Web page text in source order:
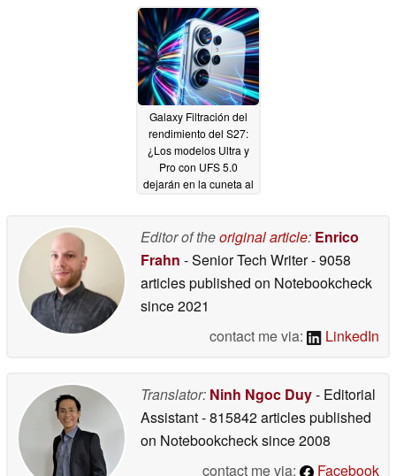
Galaxy Filtración del
rendimiento del S27:
¿Los modelos Ultra y
Pro con UFS 5.0
dejarán en la cuneta al
Editor of theoriginal article: Enrico
Frahn - Senior Tech Writer- 9058
articles published on Notebookcheck
since 2021
contact me via:
LinkedIn
Translator: Ninh Ngoc Duy- Editorial
Assistant- 815842 articles published
on Notebookchecksince 2008
contact me via:
Facebook